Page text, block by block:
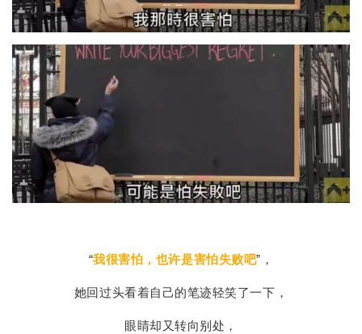
“我很害怕，也许是害怕失败吧”，
她回过头看着自己的笔迹轻笑了一下，
眼睛却又转向别处，